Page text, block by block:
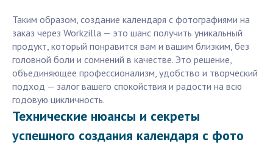
Таким образом, создание календаря с фотографиями на
заказ через Workzilla — это шанс получить уникальный
продукт, который понравится вам и вашим близким, без
головной боли и сомнений в качестве. Это решение,
объединяющее профессионализм, удобство и творческий
подход — залог вашего спокойствия и радости на всю
годовую цикличность.
Технические нюансы и секреты
успешного создания календаря с фото